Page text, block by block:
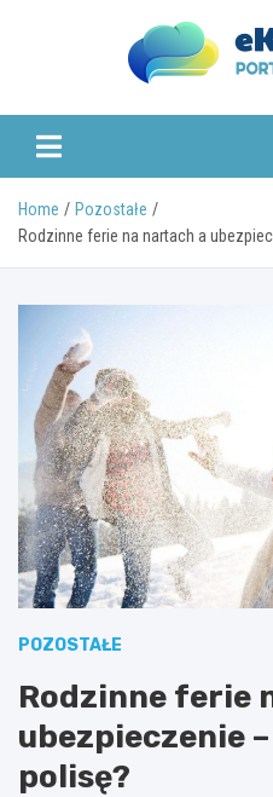
Home
Pozostałe
Rodzinne ferie na nartach a
POZOSTAŁE
Rodzinne ferie
ubezpieczenie
polisę?